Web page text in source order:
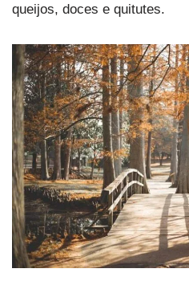
queijos, doces e quitutes.